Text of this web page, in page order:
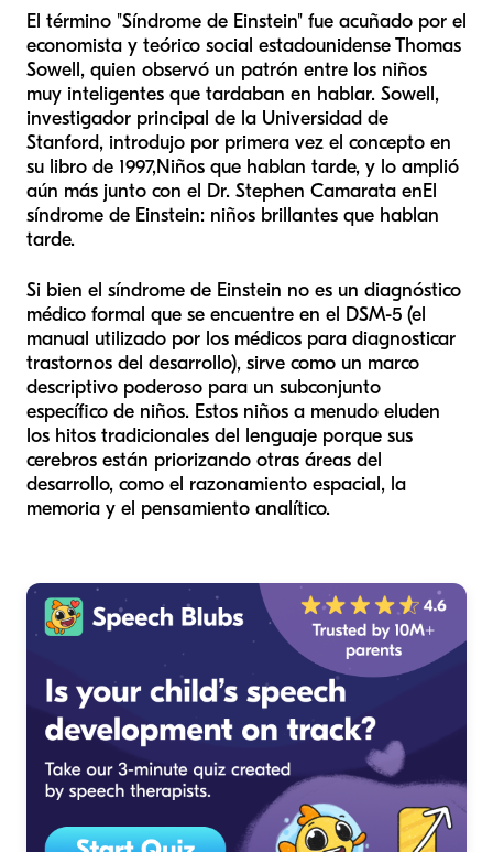
El término "Síndrome de Einstein" fue acuñado por el
economista y teórico social estadounidense Thomas
Sowell, quien observó un patrón entre los niños
muy inteligentes que tardaban en hablar. Sowell,
investigador principal de la Universidad de
Stanford, introdujo por primera vez el concepto en
su libro de 1997,Niños que hablan tarde, y lo amplió
aún más junto con el Dr. Stephen Camarata enEl
síndrome de Einstein: niños brillantes que hablan
tarde.
Si bien el síndrome de Einstein no es un diagnóstico
médico formal que se encuentre en el DSM-5 (el
manual utilizado por los médicos para diagnosticar
trastornos del desarrollo), sirve como un marco
descriptivo poderoso para un subconjunto
específico de niños. Estos niños a menudo eluden
los hitos tradicionales del lenguaje porque sus
cerebros están priorizando otras áreas del
desarrollo, como el razonamiento espacial, la
memoria y el pensamiento analítico.